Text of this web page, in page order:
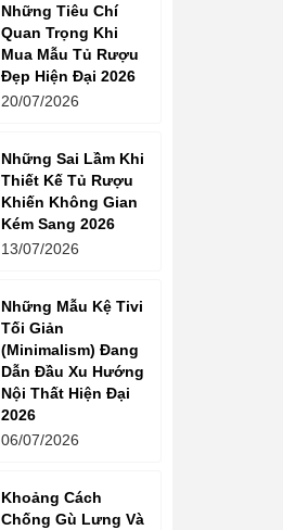
Những Tiêu Chí
Quan Trọng Khi
Mua Mẫu Tủ Rượu
Đẹp Hiện Đại 2026
20/07/2026
Những Sai Lầm Khi
Thiết Kế Tủ Rượu
Khiến Không Gian
Kém Sang 2026
13/07/2026
Những Mẫu Kệ Tivi
Tối Giản
(Minimalism) Đang
Dẫn Đầu Xu Hướng
Nội Thất Hiện Đại
2026
06/07/2026
Khoảng Cách
Chống Gù Lưng Và